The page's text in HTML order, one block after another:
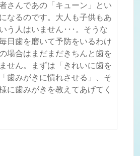
さんであの「キューン」とい
なるのです。大人も子供もあ
う人はいません･･･。そうな
日歯を磨いて予防をいるわけ
場合はまだまだきちんと歯を
せん。まずは「きれいに歯を
歯みがきに慣れさせる」、そ
に歯みがきを教えてあげてく